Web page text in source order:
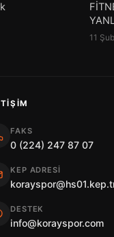
11
FAKS
0 (224) 247 87 07
KEP ADRESI
DESTEK
info@korayspor.com